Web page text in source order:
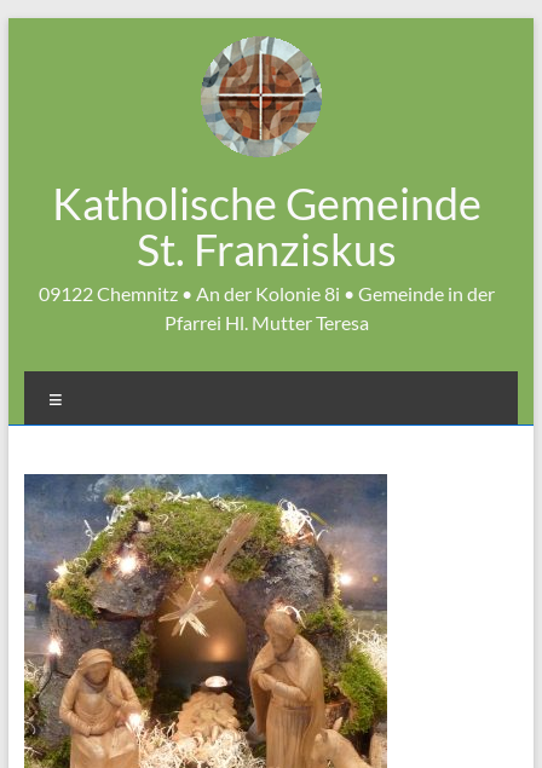
Katholische Gemeinde
St. Franziskus
09122 Chemnitz • An der Kolonie 8i • Gemeinde in der
Pfarrei Hl. Mutter Teresa